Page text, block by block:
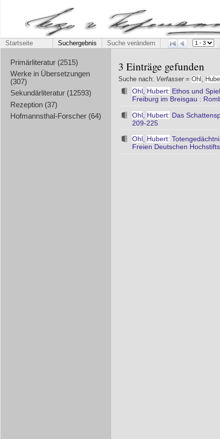
Startseite Suchergebnis Suche verändern
Primärliteratur (2515)
Werke in Übersetzungen
(307)
Sekundärliteratur (12593)
Rezeption (37)
Hofmannsthal-Forscher (64)
3 Einträge gefunden
Suche nach: Verfasser= Ohl
Ohl, Hubert: Ethos und
Freiburg im Breisgau :
Ohl Hubert: Das
209-225
Ohl Hubert:
Freien Deutschen